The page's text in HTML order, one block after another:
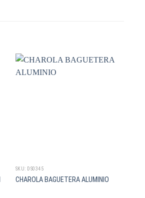
SKU: DS0345
CHAROLA BAGUETERA ALUMINIO